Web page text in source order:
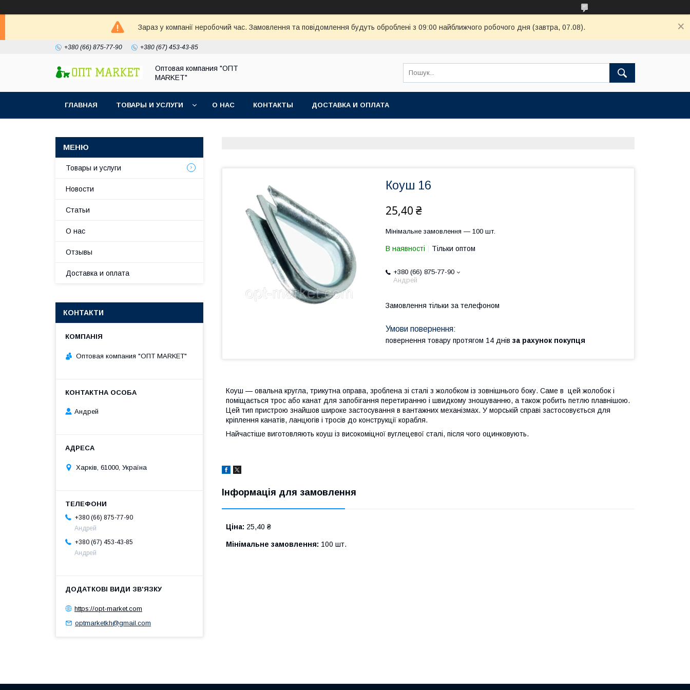
Зараз у компанії неробочий час. Замовлення та повідомлення будуть оброблені з 09:00 найближчого робочого дня (завтра, 07.08).
+380 (66) 875-77-90 +380 (67) 453-43-85
Оптовая компания "ОПТ
MARKET"
ГЛАВНАЯ ТОВАРЫ И УСЛУГИ О НАС КОНТАКТЫ ДОСТАВКА И ОПЛАТА
Коуш 16
25,40 ₴
Мінімальне замовлення — 100 шт.
В наявності Тільки оптом
+380 (66) 875-77-90
Андрей
Замовлення тільки за телефоном
повернення товару протягом 14 днів за рахунок покупця
Коуш — овальна кругла, трикутна оправа, зроблена зі сталі з жолобком із зовнішнього боку. Саме в цей жолобок і
поміщається трос або канат для запобігання перетиранню і швидкому зношуванню, а також робить петлю плавнішою.
Цей тип пристрою знайшов широке застосування в вантажних механізмах. У морській справі застосовується для
кріплення канатів, ланцюгів і тросів до конструкції корабля.
Найчастіше виготовляють коуш із високоміцної вуглецевої сталі, після чого оцинковують.
Інформація для замовлення
Ціна: 25,40 ₴
Мінімальне замовлення: 100 шт.
Товары и услуги
Новости
Статьи
О нас
Отзывы
Доставка и оплата
КОНТАКТИ
Оптовая компания "ОПТ MARKET"
Андрей
Харків, 61000, Україна
+380 (66) 875-77-90
Андрей
+380 (67) 453-43-85
Андрей
https://opt-market.com
optmarketkh@gmail.com